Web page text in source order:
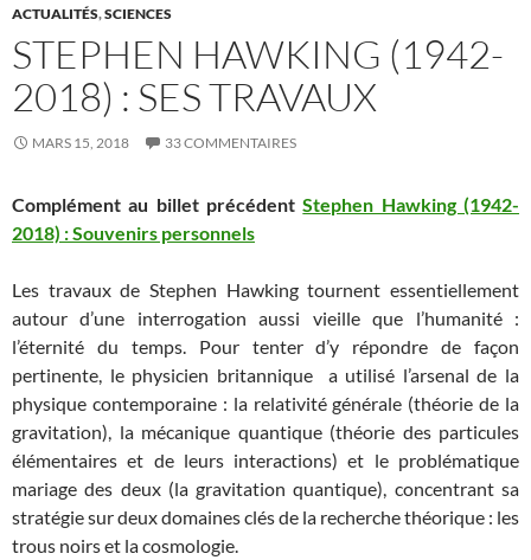
ACTUALITÉS,SCIENCES
STEPHEN HAWKING (1942-
2018) : SES TRAVAUX
MARS 15, 2018 33 COMMENTAIRES
Complément au billet précédentStephen Hawking (1942-
2018) : Souvenirs personnels
Les travaux de Stephen Hawking tournent essentiellement
autour d’une interrogation aussi vieille que l’humanité :
l’éternité du temps. Pour tenter d’y répondre de façon
pertinente, le physicien britannique a utilisé l’arsenal de la
physique contemporaine : la relativité générale (théorie de la
gravitation), la mécanique quantique (théorie des particules
élémentaires et de leurs interactions) et le problématique
mariage des deux (la gravitation quantique), concentrant sa
stratégie sur deux domaines clés de la recherche théorique : les
trous noirs et la cosmologie.